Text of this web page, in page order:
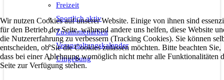
Freizeit
Sportlich aktiv
Zusammenarbeit
Veranstaltungskalender
Umgebung
Wir nutzen Cookies auf unserer Website. Einige von ihnen sind
für den Betrieb der Seite, während andere uns helfen, diese Website
die Nutzererfahrung zu verbessern (Tracking Cookies). Sie können
entscheiden, ob Sie die Cookies zulassen möchten. Bitte beachten Sie,
dass bei einer Ablehnung womöglich nicht mehr alle Funktionalitäten
Seite zur Verfügung stehen.